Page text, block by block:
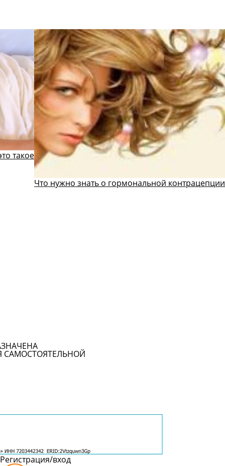
такое
Что нужно знать о гормональной контрацепции
САМОСТОЯТЕЛЬНОЙ
Регистрация/вход